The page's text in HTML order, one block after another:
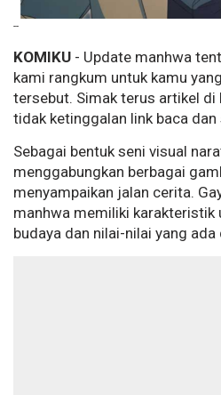
--
KOMIKU - Update manhwa
kami rangkum untuk kamu
tersebut. Simak terus artikel di
tidak ketinggalan link baca
Sebagai bentuk seni visual
menggabungkan berbagai
menyampaikan jalan cerita.
manhwa memiliki karakteristik
budaya dan nilai-nilai yang ada